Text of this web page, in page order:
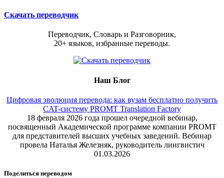
Скачать переводчик
Переводчик, Словарь и Разговорник,
20+ языков, избранные переводы.
Наш Блог
Цифровая эволюция перевода: как вузам бесплатно получить
CAT-систему PROMT Translation Factory
18 февраля 2026 года прошел очередной вебинар,
посвященный Академической программе компании PROMT
для представителей высших учебных заведений. Вебинар
провела Наталья Железняк, руководитель лингвистич
01.03.2026
Поделиться переводом